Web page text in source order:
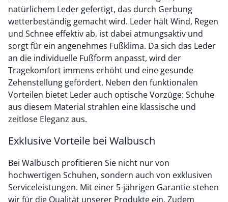
natürlichem Leder gefertigt, das durch Gerbung
wetterbeständig gemacht wird. Leder hält Wind, Regen
und Schnee effektiv ab, ist dabei atmungsaktiv und
sorgt für ein angenehmes Fußklima. Da sich das Leder
an die individuelle Fußform anpasst, wird der
Tragekomfort immens erhöht und eine gesunde
Zehenstellung gefördert. Neben den funktionalen
Vorteilen bietet Leder auch optische Vorzüge: Schuhe
aus diesem Material strahlen eine klassische und
zeitlose Eleganz aus.
Exklusive Vorteile bei Walbusch
Bei Walbusch profitieren Sie nicht nur von
hochwertigen Schuhen, sondern auch von exklusiven
Serviceleistungen. Mit einer 5-jährigen Garantie stehen
wir für die Qualität unserer Produkte ein. Zudem